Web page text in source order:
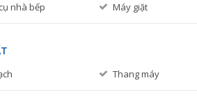
nhà bếp Máy giặt
Thang máy